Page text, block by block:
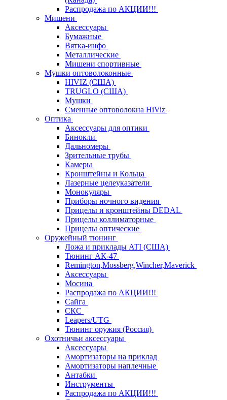
Распродажа по АКЦИИ!!!
Мишени
Аксессуары
Бумажные
Вятка-инфо
Металлические
Мишени спортивные
Мушки оптоволоконные
HIVIZ (США)
TRUGLO (США)
Мушки
Сменные оптоволокна HiViz
Оптика
Аксессуары для оптики
Бинокли
Дальномеры
Зрительные трубы
Камеры
Кронштейны и Кольца
Лазерные целеуказатели
Монокуляры
Приборы ночного видения
Прицелы и кронштейны DEDAL
Прицелы коллиматорные
Прицелы оптические
Оружейный тюнинг
Ложа и приклады ATI (США)
Тюнинг АК-47
Remington,Mossberg,Wincher,Maverick
Аксессуары
Мосина
Распродажа по АКЦИИ!!!
Сайга
СКС
Leapers/UTG
Тюнинг оружия (Россия)
Охотничьи аксессуары
Аксессуары
Амортизаторы на приклад
Амортизаторы наплечные
Антабки
Инструменты
Распродажа по АКЦИИ!!!